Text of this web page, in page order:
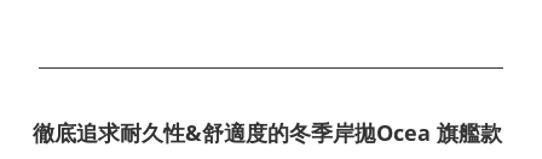
徹底追求耐久性&舒適度的冬季岸拋Ocea 旗艦款